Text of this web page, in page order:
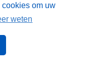
om uw
weten